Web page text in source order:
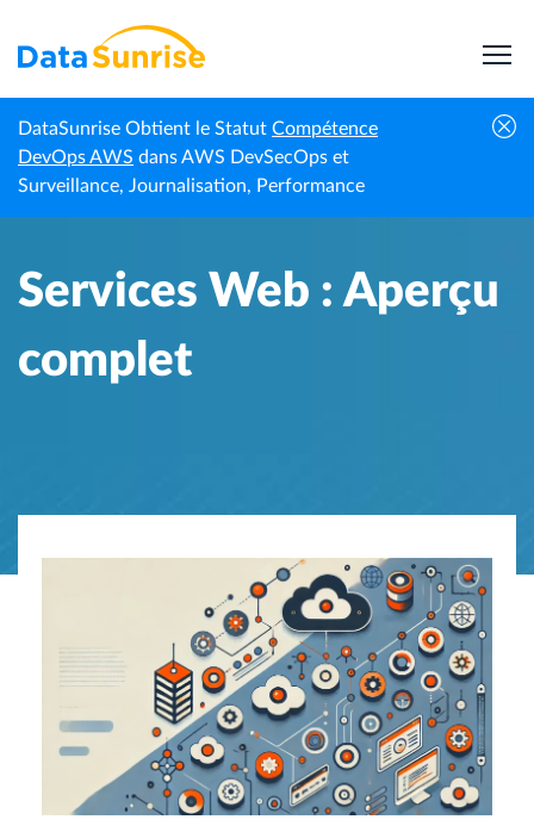
DataSunrise Obtient le Statut Compétence
DevOps AWS dans AWS DevSecOps et
Surveillance, Journalisation, Performance
Accueil Centre de connaissances Services Web : Aperçu complet
Services Web : Aperçu
complet